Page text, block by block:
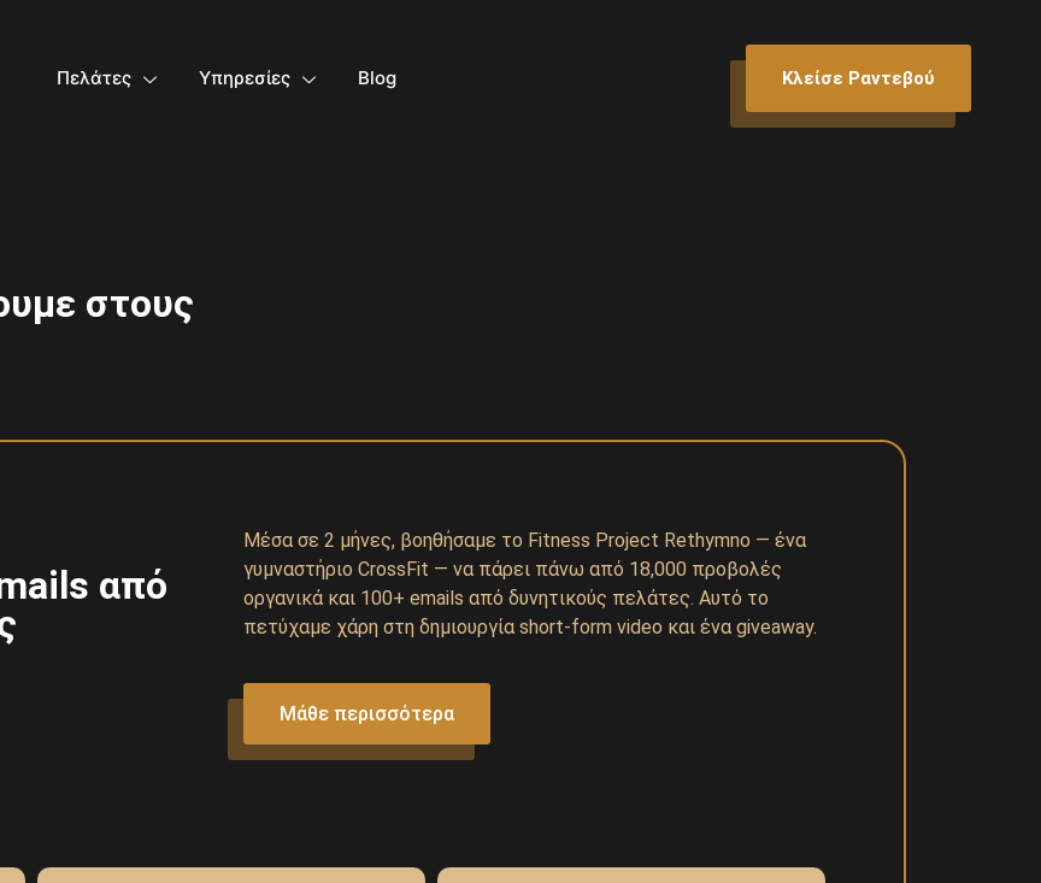
Πελάτες Υπηρεσίες Blog Κλείσε Ραντεβού
στους
από
Μέσα σε 2 μήνες, βοηθήσαμε το Fitness Project Rethymno — ένα
γυμναστήριο CrossFit — να πάρει πάνω από 18,000 προβολές
οργανικά και 100+ emails από δυνητικούς πελάτες. Αυτό το
πετύχαμε χάρη στη δημιουργία short-form video και ένα giveaway.
Μάθε περισσότερα